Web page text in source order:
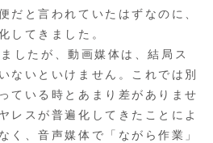
だと言われていたはずなのに、
してきました。
したが、動画媒体は、結局ス
ないといけません。これでは別
ている時とあまり差がありませ
レスが普遍化してきたことによ
く、音声媒体で「ながら作業」